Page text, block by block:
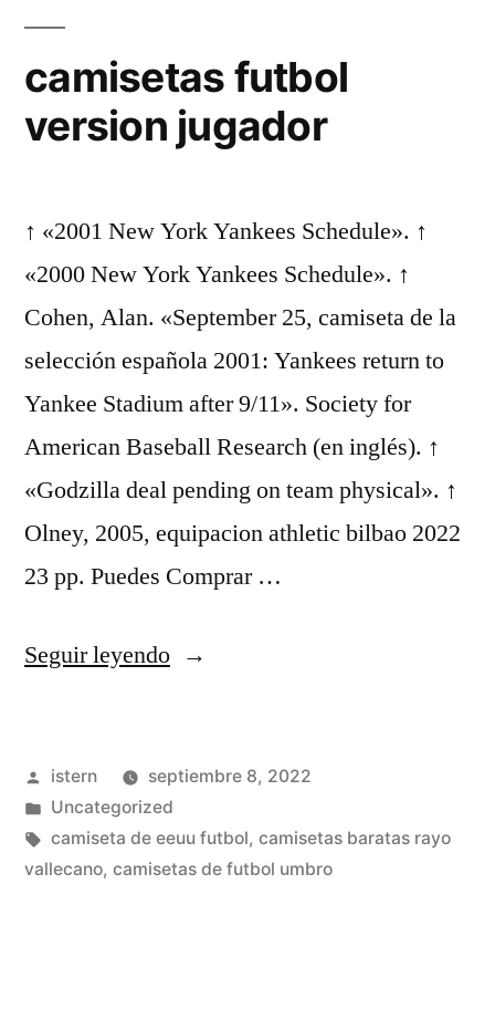
camisetas futbol
version jugador
↑ «2001 New York Yankees Schedule». ↑
«2000 New York Yankees Schedule». ↑
Cohen, Alan. «September 25, camiseta de la
selección española 2001: Yankees return to
Yankee Stadium after 9/11». Society for
American Baseball Research (en inglés). ↑
«Godzilla deal pending on team physical». ↑
Olney, 2005, equipacion athletic bilbao 2022
23 pp. Puedes Comprar …
Seguir leyendo«camisetas
jugador»
Publicado
por
istern
septiembre 8, 2022
Publicado
en
Uncategorized
Etiquetas:
camiseta de eeuu futbol, camisetas baratas rayo
vallecano, camisetas de futbol umbro